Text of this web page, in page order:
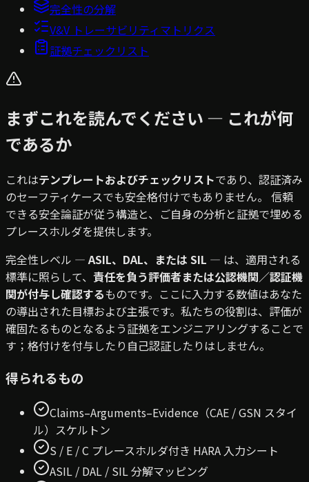
完全性の分解
V&V トレーサビリティマトリクス
証拠チェックリスト
まずこれを読んでください — これが何
であるか
これはテンプレートおよびチェックリストであり、認証済み
のセーフティケースでも安全格付けでもありません。 信頼
できる安全論証が従う構造と、ご自身の分析と証拠で埋める
プレースホルダを提供します。
完全性レベル —ASIL、DAL、または SIL — は、適用される
標準に照らして、 責任を負う評価者または公認機関／認証機
関が付与し確認するものです。ここに入力する数値はあなた
の導出された目標および主張です。私たちの役割は、評価が
確固たるものとなるよう証拠をエンジニアリングすることで
す；格付けを付与したり自己認証したりはしません。
得られるもの
Claims–Arguments–Evidence（CAE / GSN スタイ
ル）スケルトン
S / E / C プレースホルダ付き HARA 入力シート
ASIL / DAL / SIL 分解マッピング